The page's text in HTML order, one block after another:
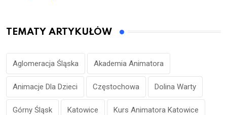
TEMATY ARTYKUŁÓW
Aglomeracja Śląska Akademia Animatora
Animacje Dla Dzieci Częstochowa Dolina Warty
Górny Śląsk Katowice Kurs Animatora Katowice